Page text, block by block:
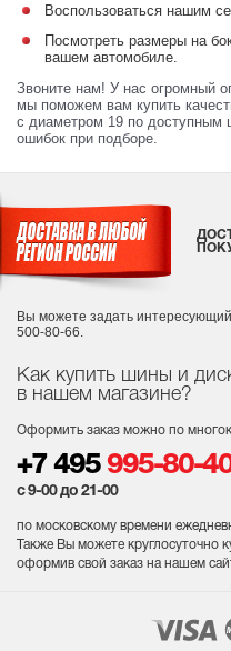
Воспользоваться нашим
Посмотреть размеры на
вашем автомобиле.
Звоните нам! У нас огромный
мы поможем вам купить
с диаметром 19 по доступным
ошибок при подборе.
Как купить шины и
в нашем магазине?
Оформить заказ можно по
+7 495 995-80-
с 9-00 до 21-00
по московскому времени
Также Вы можете круглосуточно
оформив свой заказ на нашем
Вы можете задать
500-80-66.